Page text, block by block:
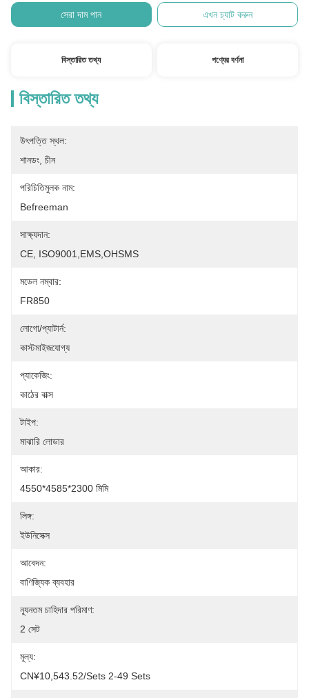
সেরা দাম পান এখন চ্যাট করুন
বিস্তারিত তথ্য পণ্যের বর্ণনা
বিস্তারিত তথ্য
উৎপত্তি স্থল:
শানডং, চীন
পরিচিতিমুলক নাম:
Befreeman
সাক্ষ্যদান:
CE, ISO9001,EMS,OHSMS
মডেল নম্বার:
FR850
লোগো/প্যাটার্ন:
কাস্টমাইজযোগ্য
প্যাকেজিং:
কাঠের বাক্স
টাইপ:
মাঝারি লোডার
আকার:
4550*4585*2300 মিমি
লিঙ্গ:
ইউনিসেক্স
আবেদন:
বাণিজ্যিক ব্যবহার
ন্যূনতম চাহিদার পরিমাণ:
2 সেট
মূল্য:
CN¥10,543.52/sets 2-49 Sets